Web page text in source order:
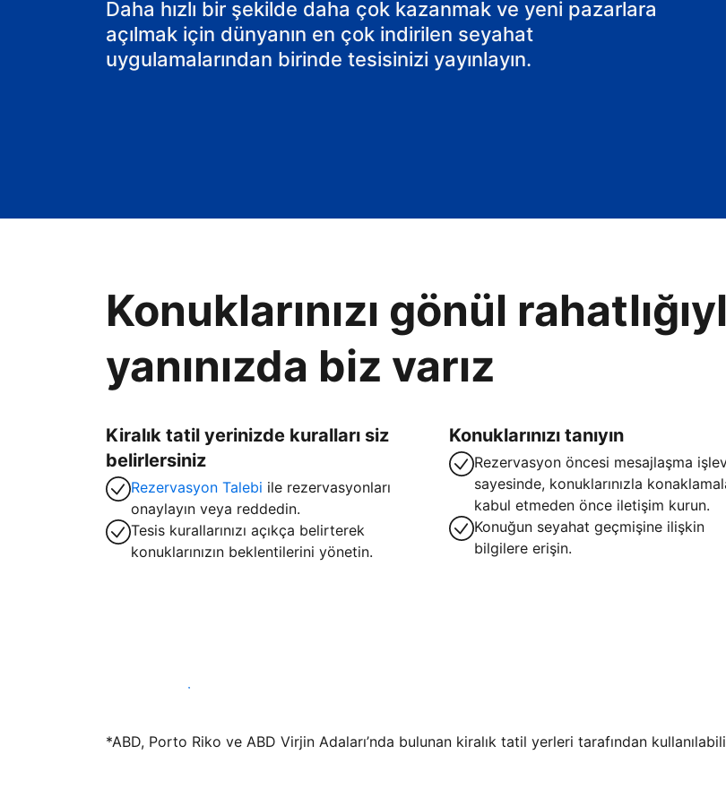
Daha hızlı bir şekilde daha çok kazanmak ve yeni pazarlara
açılmak için dünyanın en çok indirilen seyahat
uygulamalarından birinde tesisinizi yayınlayın.
Konuklarınızı gönül
yanınızda biz varız
Kiralık tatil yerinizde kuralları siz
belirlersiniz
Rezervasyon Talebi ile rezervasyonları
onaylayın veya reddedin.
Tesis kurallarınızı açıkça belirterek
konuklarınızın beklentilerini yönetin.
Konuklarınızı tanıyın
Rezervasyon öncesi mesajlaşma
sayesinde, konuklarınızla
kabul etmeden önce iletişim kurun.
Konuğun seyahat geçmişine ilişkin
bilgilere erişin.
Hemen tesis yayınla
*ABD, Porto Riko ve ABD Virjin Adaları’nda bulunan kiralık tatil yerleri tarafından